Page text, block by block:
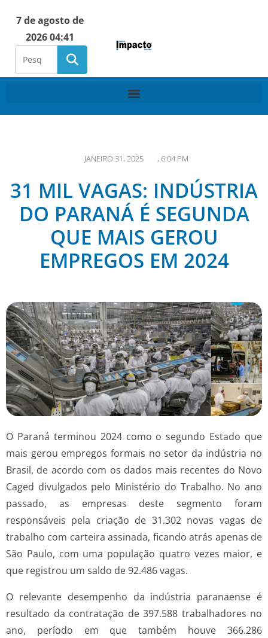
7 de agosto de
2026 04:41
JANEIRO 31, 2025 , 6:04 PM
31 MIL VAGAS: INDÚSTRIA
DO PARANÁ É SEGUNDA
QUE MAIS GEROU
EMPREGOS EM 2024
O Paraná terminou 2024 como o segundo Estado que
mais gerou empregos formais no setor da indústria no
Brasil, de acordo com os dados mais recentes do Novo
Caged divulgados pelo Ministério do Trabalho. No ano
passado, as empresas deste segmento foram
responsáveis pela criação de 31.302 novas vagas de
trabalho com carteira assinada, ficando atrás apenas de
São Paulo, com uma população quatro vezes maior, e
que registrou um saldo de 92.486 vagas.
O relevante desempenho da indústria paranaense é
resultado da contratação de 397.588 trabalhadores no
ano, período em que também houve 366.286